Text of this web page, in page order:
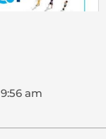
9:56 am